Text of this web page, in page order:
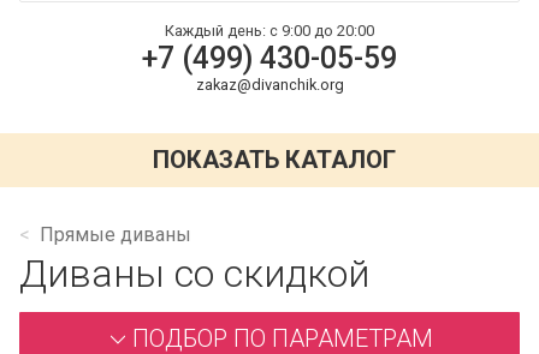
Каждый день: с 9:00 до 20:00
+7 (499) 430-05-59
zakaz@divanchik.org
ПОКАЗАТЬ КАТАЛОГ
Прямые диваны
Диваны со скидкой
ПОДБОР ПО ПАРАМЕТРАМ